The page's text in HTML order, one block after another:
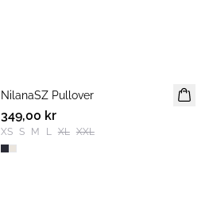
NYHET
NilanaSZ Pullover
349,00 kr
XS S M L XL XXL